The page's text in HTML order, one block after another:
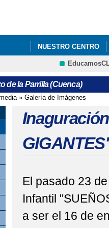
NUESTRO CENTRO
"SOMOS DEPORTE"
CONVOCATORIA DE
DÍA INTERNACIONAL
EASTER EGG HUNT
EASTER EGG HUNT
FONDO SOCIAL
CRFP
de la Parrilla (Cuenca)
aquí
» Galería de Imágenes
El pasado 23
Infantil
a ser el 16 de